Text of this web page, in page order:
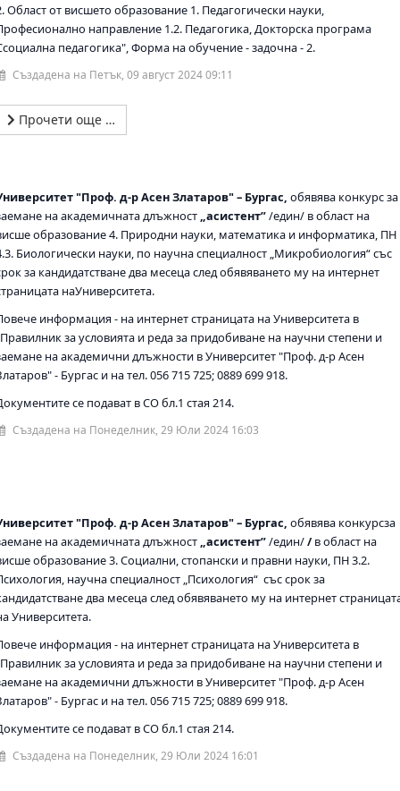
Област от висшето образование 1. Педагогически науки,
направление 1.2. Педагогика, Докторска програма
педагогика", Форма на обучение - задочна - 2.
Създадена на Петък, 09 август 2024 09:11
Прочети още …
"Проф. д-р Асен Златаров" – Бургас, обявява конкурс за
на академичната длъжност „aсистент”/един/ в област на
образование 4. Природни науки, математика и информатика, ПН
Биологически науки, по научна специалност „Микробиология“ със
за кандидатстване два месеца след обявяването му на интернет
наУниверситета.
информация - на интернет страницата на Университета в
за условията и реда за придобиване на научни степени и
на академични длъжности в Университет "Проф. д-р Асен
- Бургас и на тел. 056 715 725; 0889 699 918.
се подават в СО бл.1 стая 214.
Създадена на Понеделник, 29 Юли 2024 16:03
"Проф. д-р Асен Златаров" – Бургас, обявява конкурсза
на академичната длъжност „aсистент”/един//в област на
образование 3. Социални, стопански и правни науки, ПН 3.2.
научна специалност „Психология“ със срок за
два месеца след обявяването му на интернет
Университета.
информация - на интернет страницата на Университета в
за условията и реда за придобиване на научни степени и
на академични длъжности в Университет "Проф. д-р Асен
- Бургас и на тел. 056 715 725; 0889 699 918.
се подават в СО бл.1 стая 214.
Създадена на Понеделник, 29 Юли 2024 16:01